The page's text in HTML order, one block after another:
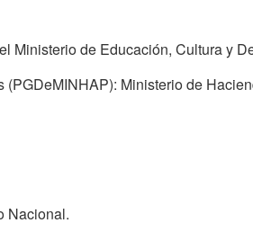
Ministerio de Educación, Cultura y
Ministerio de
Nacional.